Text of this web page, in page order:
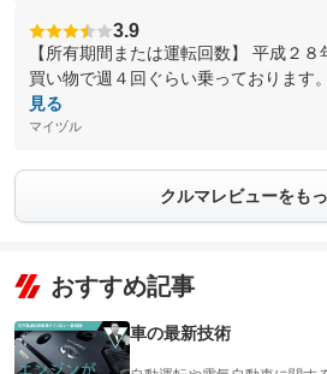
3.9
【所有期間または運転回数】 平成２８
買い物で週４回ぐらい乗っております
見る
マイヅル
クルマレビューをも
おすすめ記事
車の最新技術